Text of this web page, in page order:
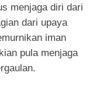
menjaga diri dari
dari upaya
iman
pula menjaga